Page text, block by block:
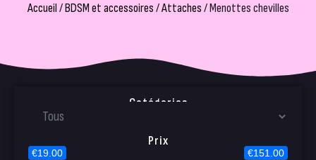
Accueil/BDSM et accessoires/Attaches/ Menottes chevilles
Catégories
Prix
€19.00 €151.00